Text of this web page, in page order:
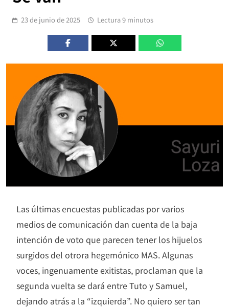
23 de junio de 2025 Lectura 9 minutos
Las últimas encuestas publicadas por varios
medios de comunicación dan cuenta de la baja
intención de voto que parecen tener los hijuelos
surgidos del otrora hegemónico MAS. Algunas
voces, ingenuamente exitistas, proclaman que la
segunda vuelta se dará entre Tuto y Samuel,
dejando atrás a la “izquierda”. No quiero ser tan